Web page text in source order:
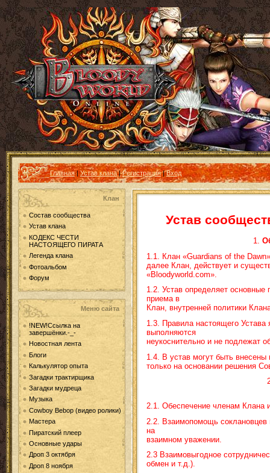
Главная|Устав клана|Регистрация|Вход
Клан
Состав сообщества
Устав клана
КОДЕКС ЧЕСТИ
НАСТОЯЩЕГО ПИРАТА
Легенда клана
Фотоальбом
Форум
Меню сайта
!NEW!Ссылка на
завершёнки.-_-
Новостная лента
Блоги
Калькулятор опыта
Загадки трактирщика
Загадки мудреца
Музыка
Cowboy Bebop (видео ролики)
Мастера
Пиратский плеер
Основные удары
Дроп 3 октября
Дроп 8 ноября
Устав
1.
1.1. Клан «Guardians of the Dawn
далее Клан, действует и
«Bloodyworld. com».
1.2. Устав определяет основные
приема в
Клан, внутренней политики
1.3. Правила настоящего
выполняются
неукоснительно и не подлежат
1.4. В устав могут быть
только на основании решения
2.1. Обеспечение членам Клана
2.2. Взаимопомощь
на
взаимном уважении.
2.3 Взаимовыгодное
обмен и т.д.).